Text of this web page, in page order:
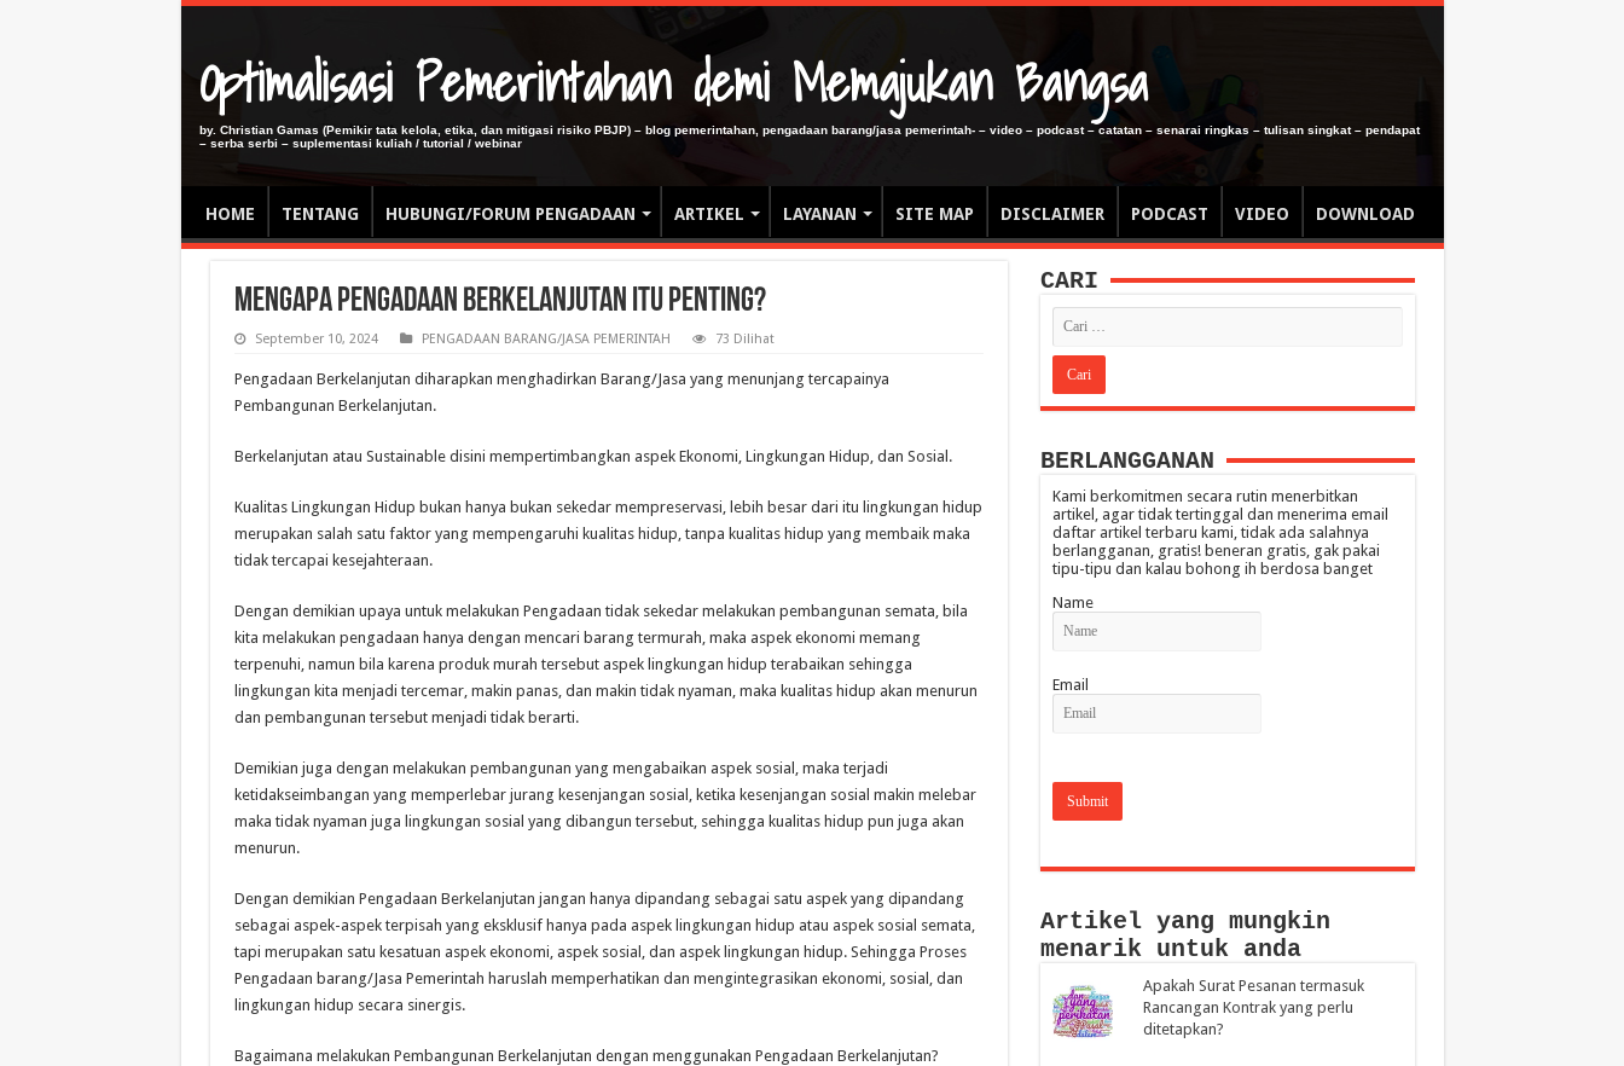
Optimalisasi Pemerintahan demi Memajukan Bangsa
by. Christian Gamas (Pemikir tata kelola, etika, dan mitigasi risiko PBJP) – blog pemerintahan, pengadaan barang/jasa pemerintah- – video – podcast – catatan – senarai ringkas – tulisan singkat – pendapat
– serba serbi – suplementasi kuliah / tutorial / webinar
HOME TENTANG HUBUNGI/FORUM PENGADAAN ARTIKEL LAYANAN SITE MAP DISCLAIMER PODCAST VIDEO DOWNLOAD
Mengapa Pengadaan Berkelanjutan itu penting?
September 10, 2024 PENGADAAN BARANG/JASA PEMERINTAH 73 Dilihat
Pengadaan Berkelanjutan diharapkan menghadirkan Barang/Jasa yang menunjang tercapainya
Pembangunan Berkelanjutan.
Berkelanjutan atau Sustainable disini mempertimbangkan aspek Ekonomi, Lingkungan Hidup, dan Sosial.
Kualitas Lingkungan Hidup bukan hanya bukan sekedar mempreservasi, lebih besar dari itu lingkungan hidup
merupakan salah satu faktor yang mempengaruhi kualitas hidup, tanpa kualitas hidup yang membaik maka
tidak tercapai kesejahteraan.
Dengan demikian upaya untuk melakukan Pengadaan tidak sekedar melakukan pembangunan semata, bila
kita melakukan pengadaan hanya dengan mencari barang termurah, maka aspek ekonomi memang
terpenuhi, namun bila karena produk murah tersebut aspek lingkungan hidup terabaikan sehingga
lingkungan kita menjadi tercemar, makin panas, dan makin tidak nyaman, maka kualitas hidup akan menurun
dan pembangunan tersebut menjadi tidak berarti.
Demikian juga dengan melakukan pembangunan yang mengabaikan aspek sosial, maka terjadi
ketidakseimbangan yang memperlebar jurang kesenjangan sosial, ketika kesenjangan sosial makin melebar
maka tidak nyaman juga lingkungan sosial yang dibangun tersebut, sehingga kualitas hidup pun juga akan
menurun.
Dengan demikian Pengadaan Berkelanjutan jangan hanya dipandang sebagai satu aspek yang dipandang
sebagai aspek-aspek terpisah yang eksklusif hanya pada aspek lingkungan hidup atau aspek sosial semata,
tapi merupakan satu kesatuan aspek ekonomi, aspek sosial, dan aspek lingkungan hidup. Sehingga Proses
Pengadaan barang/Jasa Pemerintah haruslah memperhatikan dan mengintegrasikan ekonomi, sosial, dan
lingkungan hidup secara sinergis.
Bagaimana melakukan Pembangunan Berkelanjutan dengan menggunakan Pengadaan Berkelanjutan?
CARI
BERLANGGANAN
Kami berkomitmen secara rutin menerbitkan
artikel, agar tidak tertinggal dan menerima email
daftar artikel terbaru kami, tidak ada salahnya
berlangganan, gratis! beneran gratis, gak pakai
tipu-tipu dan kalau bohong ih berdosa banget
Name
Email
Artikel yang mungkin
menarik untuk anda
Apakah Surat Pesanan termasuk
Rancangan Kontrak yang perlu
ditetapkan?